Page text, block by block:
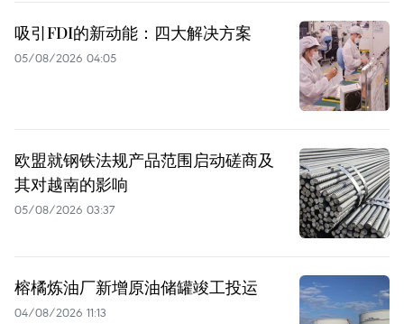
吸引FDI的新动能：四大解决方案
05/08/2026 04:05
欧盟就钢铁法规产品范围启动磋商及
其对越南的影响
05/08/2026 03:37
榕橘炼油厂新增原油储罐竣工投运
04/08/2026 11:13